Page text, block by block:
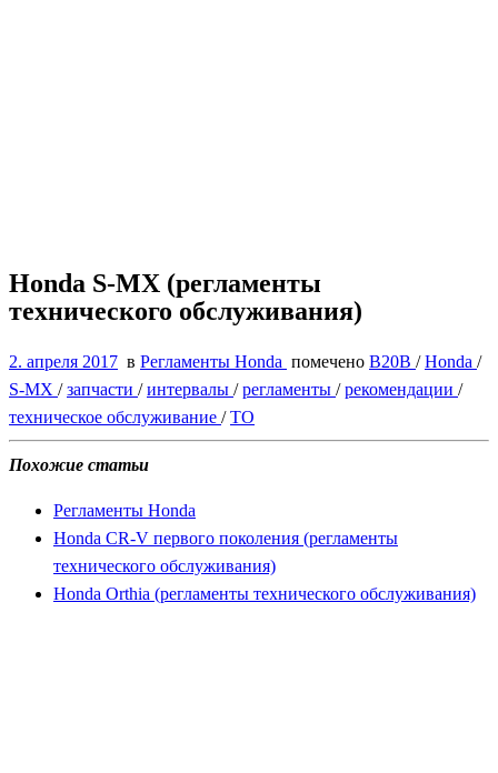
Honda S-MX (регламенты
технического обслуживания)
2. апреля 2017 в Регламенты Honda помечено B20B /Honda /
S-MX /запчасти /интервалы /регламенты /рекомендации /
техническое обслуживание /ТО
Похожие статьи
Регламенты Honda
Honda CR-V первого поколения (регламенты
технического обслуживания)
Honda Orthia (регламенты технического обслуживания)